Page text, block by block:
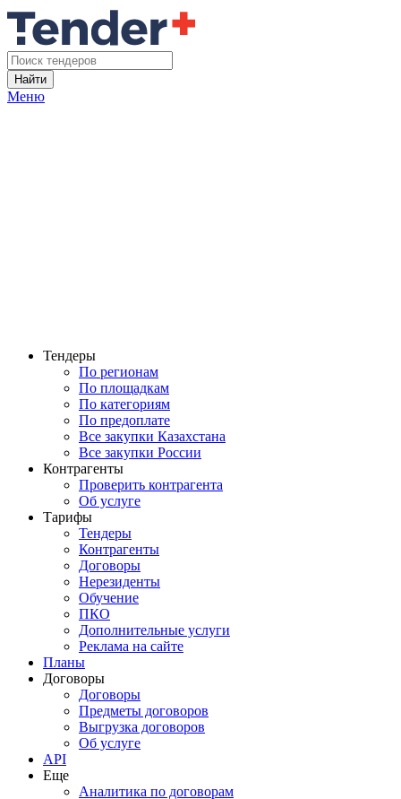
Найти
Меню
Тендеры
По регионам
По площадкам
По категориям
По предоплате
Все закупки Казахстана
Все закупки России
Контрагенты
Проверить контрагента
Об услуге
Тарифы
Тендеры
Контрагенты
Договоры
Нерезиденты
Обучение
ПКО
Дополнительные услуги
Реклама на сайте
Планы
Договоры
Договоры
Предметы договоров
Выгрузка договоров
Об услуге
API
Еще
Аналитика по договорам